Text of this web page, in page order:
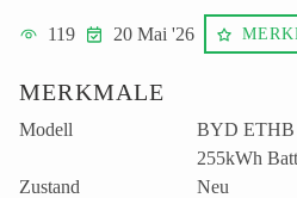
119 20 Mai '26
MERKMALE
Modell
BYD ETHB
255kWh
Zustand
Neu